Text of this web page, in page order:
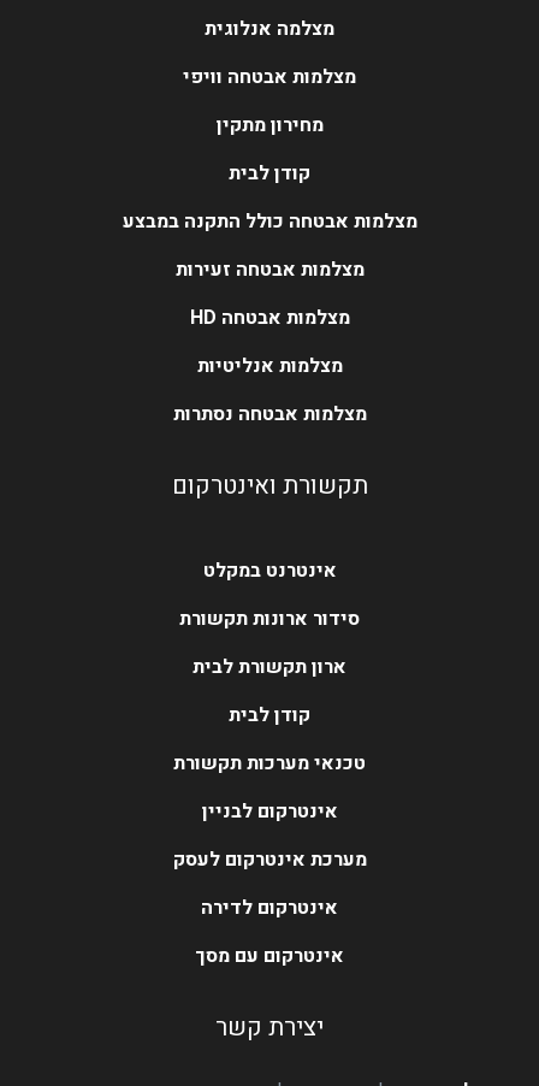
מצלמה אנלוגית
מצלמות אבטחה וויפי
מחירון מתקין
קודן לבית
מצלמות אבטחה כולל התקנה במבצע
מצלמות אבטחה זעירות
מצלמות אבטחה HD
מצלמות אנליטיות
מצלמות אבטחה נסתרות
תקשורת ואינטרקום
אינטרנט במקלט
סידור ארונות תקשורת
ארון תקשורת לבית
קודן לבית
טכנאי מערכות תקשורת
אינטרקום לבניין
מערכת אינטרקום לעסק
אינטרקום לדירה
אינטרקום עם מסך
יצירת קשר